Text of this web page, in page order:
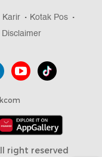
Karir
Kotak Pos
Disclaimer
right reserved